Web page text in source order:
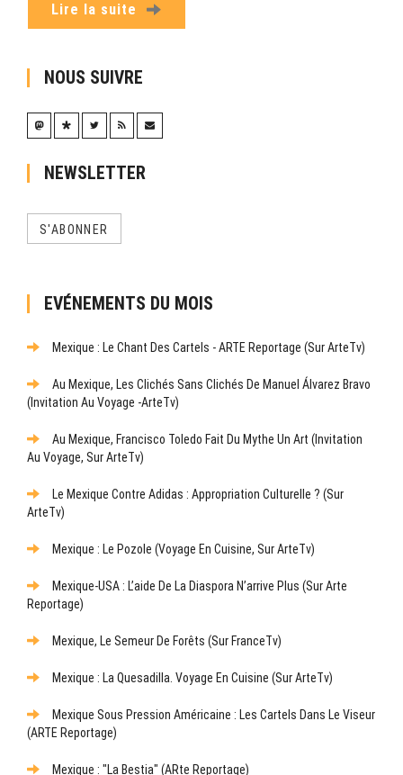
Lire la suite
NOUS SUIVRE
NEWSLETTER
S'ABONNER
EVÉNEMENTS DU MOIS
Mexique : Le Chant Des Cartels - ARTE Reportage (sur ArteTv)
Au Mexique, Les Clichés Sans Clichés De Manuel Álvarez Bravo
(Invitation Au Voyage -ArteTv)
Au Mexique, Francisco Toledo Fait Du Mythe Un Art (Invitation
Au Voyage, Sur ArteTv)
Le Mexique Contre Adidas : Appropriation Culturelle ? (sur
ArteTv)
Mexique : Le Pozole (Voyage En Cuisine, Sur ArteTv)
Mexique-USA : L’aide De La Diaspora N’arrive Plus (sur Arte
Reportage)
Mexique, Le Semeur De Forêts (sur FranceTv)
Mexique : La Quesadilla. Voyage En Cuisine (sur ArteTv)
Mexique Sous Pression Américaine : Les Cartels Dans Le Viseur
(ARTE Reportage)
Mexique : "La Bestia" (ARte Reportage)